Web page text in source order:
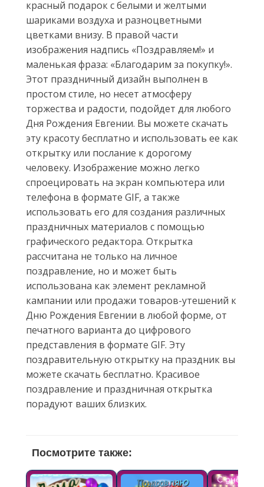
красный подарок с белыми и желтыми
шариками воздуха и разноцветными
цветками внизу. В правой части
изображения надпись «Поздравляем!» и
маленькая фраза: «Благодарим за покупку!».
Этот праздничный дизайн выполнен в
простом стиле, но несет атмосферу
торжества и радости, подойдет для любого
Дня Рождения Евгении. Вы можете скачать
эту красоту бесплатно и использовать ее как
открытку или послание к дорогому
человеку. Изображение можно легко
спроецировать на экран компьютера или
телефона в формате GIF, а также
использовать его для создания различных
праздничных материалов с помощью
графического редактора. Открытка
рассчитана не только на личное
поздравление, но и может быть
использована как элемент рекламной
кампании или продажи товаров-утешений к
Дню Рождения Евгении в любой форме, от
печатного варианта до цифрового
представления в формате GIF. Эту
поздравительную открытку на праздник вы
можете скачать бесплатно. Красивое
поздравление и праздничная открытка
порадуют ваших близких.
Посмотрите также: